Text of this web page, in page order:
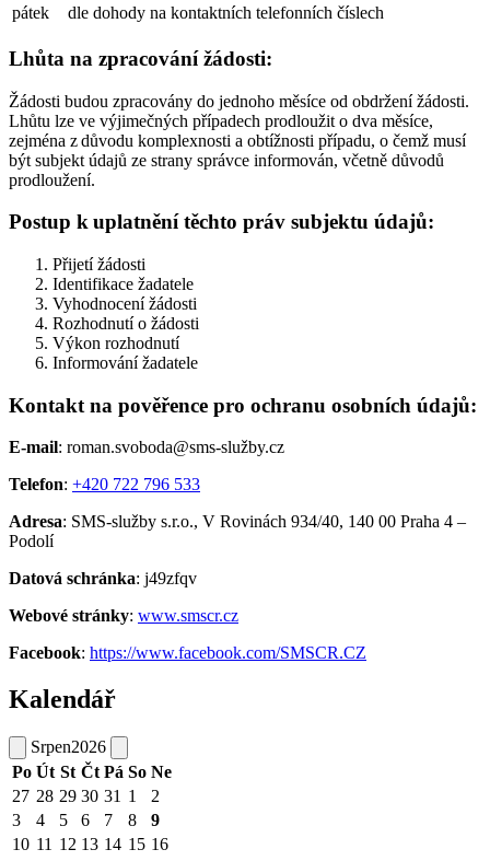
pátek
dle dohody na kontaktních telefonních číslech
Lhůta na zpracování žádosti:
Žádosti budou zpracovány do jednoho měsíce od obdržení žádosti.
Lhůtu lze ve výjimečných případech prodloužit o dva měsíce,
zejména z důvodu komplexnosti a obtížnosti případu, o čemž musí
být subjekt údajů ze strany správce informován, včetně důvodů
prodloužení.
Postup k uplatnění těchto práv subjektu údajů:
Přijetí žádosti
Identifikace žadatele
Vyhodnocení žádosti
Rozhodnutí o žádosti
Výkon rozhodnutí
Informování žadatele
Kontakt na pověřence pro ochranu osobních údajů:
E-mail: roman.svoboda@sms-služby.cz
Telefon: +420 722 796 533
Adresa: SMS-služby s.r.o., V Rovinách 934/40, 140 00 Praha 4 –
Podolí
Datová schránka: j49zfqv
Webové stránky: www.smscr.cz
Facebook: https://www.facebook.com/SMSCR.CZ
Kalendář
Srpen2026
Po Út St Čt Pá So Ne
27 28 29 30 31 1
2
3
4 5 6 7 8
9
10 11 12 13 14 15 16